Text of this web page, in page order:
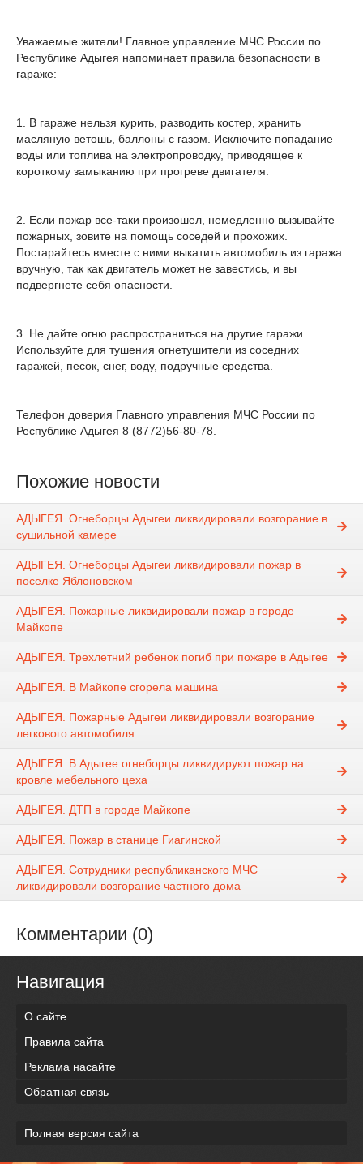
Уважаемые жители! Главное управление МЧС России по
Республике Адыгея напоминает правила безопасности в
гараже:
1. В гараже нельзя курить, разводить костер, хранить
масляную ветошь, баллоны с газом. Исключите попадание
воды или топлива на электропроводку, приводящее к
короткому замыканию при прогреве двигателя.
2. Если пожар все-таки произошел, немедленно вызывайте
пожарных, зовите на помощь соседей и прохожих.
Постарайтесь вместе с ними выкатить автомобиль из гаража
вручную, так как двигатель может не завестись, и вы
подвергнете себя опасности.
3. Не дайте огню распространиться на другие гаражи.
Используйте для тушения огнетушители из соседних
гаражей, песок, снег, воду, подручные средства.
Телефон доверия Главного управления МЧС России по
Республике Адыгея 8 (8772)56-80-78.
Похожие новости
АДЫГЕЯ. Огнеборцы Адыгеи ликвидировали возгорание в
сушильной камере
АДЫГЕЯ. Огнеборцы Адыгеи ликвидировали пожар в
поселке Яблоновском
АДЫГЕЯ. Пожарные ликвидировали пожар в городе
Майкопе
АДЫГЕЯ. Трехлетний ребенок погиб при пожаре в Адыгее
АДЫГЕЯ. В Майкопе сгорела машина
АДЫГЕЯ. Пожарные Адыгеи ликвидировали возгорание
легкового автомобиля
АДЫГЕЯ. В Адыгее огнеборцы ликвидируют пожар на
кровле мебельного цеха
АДЫГЕЯ. ДТП в городе Майкопе
АДЫГЕЯ. Пожар в станице Гиагинской
АДЫГЕЯ. Сотрудники республиканского МЧС
ликвидировали возгорание частного дома
Комментарии (0)
Навигация
О сайте
Правила сайта
Реклама насайте
Обратная связь
Полная версия сайта